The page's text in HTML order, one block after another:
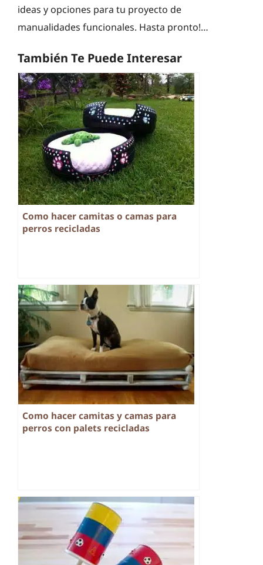
ideas y opciones para tu proyecto de
manualidades funcionales. Hasta pronto!…
También Te Puede Interesar
Como hacer camitas o camas para
perros recicladas
Como hacer camitas y camas para
perros con palets recicladas